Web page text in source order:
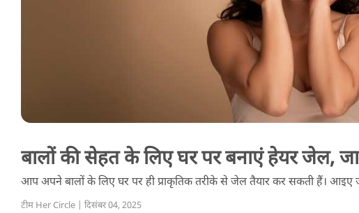
बालों की सेहत के लिए घर पर बनाएं हेयर जेल,
आप अपने बालों के लिए घर पर ही प्राकृतिक तरीके से जेल तैयार कर सकती हैं। आइए
टीम Her Circle | दिसंबर 04, 2025